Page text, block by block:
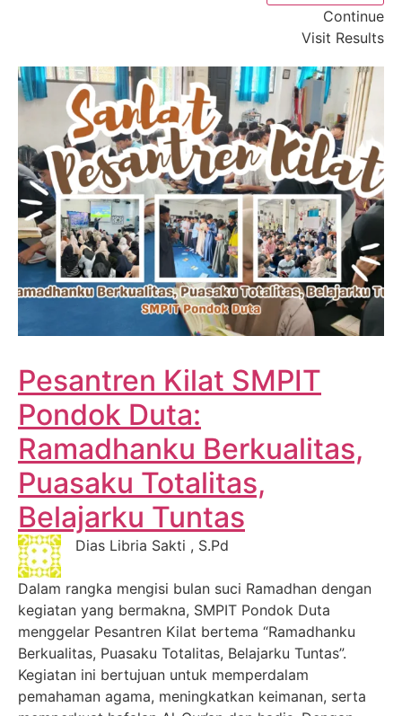
Continue
Visit Results
Pesantren Kilat SMPIT
Pondok Duta:
Ramadhanku Berkualitas,
Puasaku Totalitas,
Belajarku Tuntas
Dias Libria Sakti , S.Pd
Dalam rangka mengisi bulan suci Ramadhan dengan
kegiatan yang bermakna, SMPIT Pondok Duta
menggelar Pesantren Kilat bertema “Ramadhanku
Berkualitas, Puasaku Totalitas, Belajarku Tuntas”.
Kegiatan ini bertujuan untuk memperdalam
pemahaman agama, meningkatkan keimanan, serta